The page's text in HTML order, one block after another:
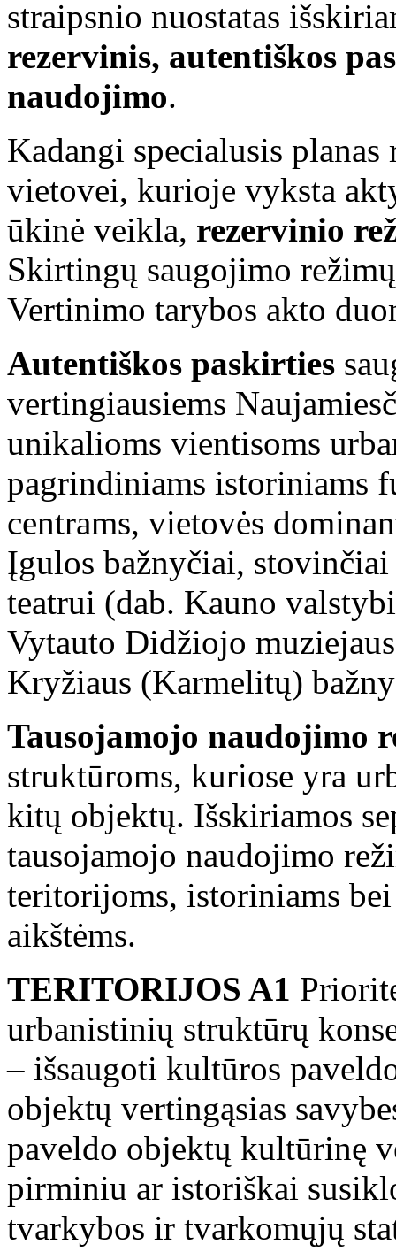
straipsnio nuostatas
rezervinis, autentiškos
naudojimo.
Kadangi specialusis
vietovei, kurioje vyksta
ūkinė veikla, rezervinio
Skirtingų saugojimo
Vertinimo tarybos akto
Autentiškos paskirties
vertingiausiems
unikalioms vientisoms
pagrindiniams istoriniams
centrams, vietovės
Įgulos bažnyčiai,
teatrui (dab. Kauno
Vytauto Didžiojo
Kryžiaus (Karmelitų)
Tausojamojo naudojimo
struktūroms, kuriose yra
kitų objektų. Išskiriamos
tausojamojo naudojimo
teritorijoms, istoriniams
aikštėms.
TERITORIJOS A1
urbanistinių struktūrų
– išsaugoti kultūros
objektų vertingąsias
paveldo objektų kultūrinę
pirminiu ar istoriškai
tvarkybos ir tvarkomųjų